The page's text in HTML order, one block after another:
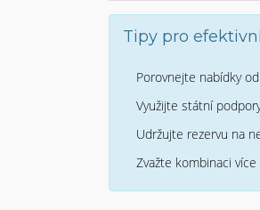
Tipy pro
Porovnejte nabídky
Využijte státní
Udržujte rezervu na
Zvažte kombinaci